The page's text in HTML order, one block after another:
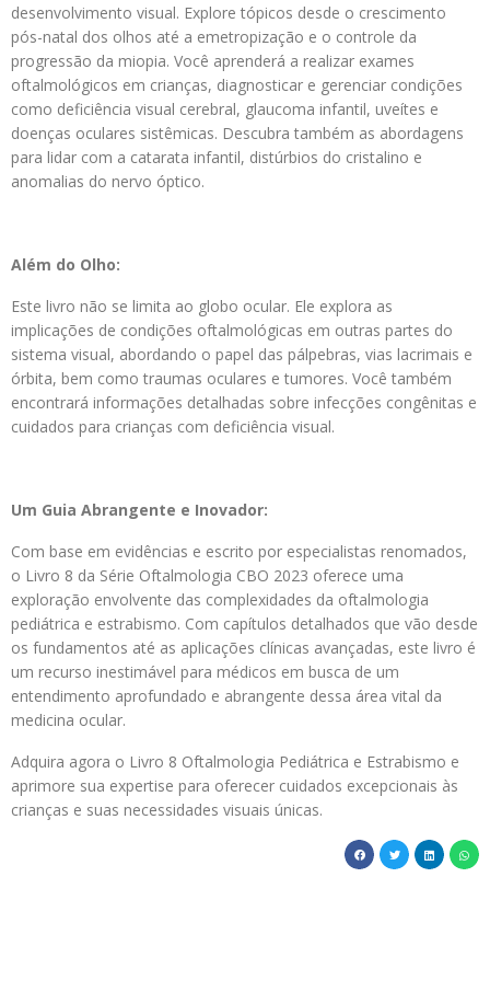
desenvolvimento visual. Explore tópicos desde o crescimento
pós-natal dos olhos até a emetropização e o controle da
progressão da miopia. Você aprenderá a realizar exames
oftalmológicos em crianças, diagnosticar e gerenciar condições
como deficiência visual cerebral, glaucoma infantil, uveítes e
doenças oculares sistêmicas. Descubra também as abordagens
para lidar com a catarata infantil, distúrbios do cristalino e
anomalias do nervo óptico.
Além do Olho:
Este livro não se limita ao globo ocular. Ele explora as
implicações de condições oftalmológicas em outras partes do
sistema visual, abordando o papel das pálpebras, vias lacrimais e
órbita, bem como traumas oculares e tumores. Você também
encontrará informações detalhadas sobre infecções congênitas e
cuidados para crianças com deficiência visual.
Um Guia Abrangente e Inovador:
Com base em evidências e escrito por especialistas renomados,
o Livro 8 da Série Oftalmologia CBO 2023 oferece uma
exploração envolvente das complexidades da oftalmologia
pediátrica e estrabismo. Com capítulos detalhados que vão desde
os fundamentos até as aplicações clínicas avançadas, este livro é
um recurso inestimável para médicos em busca de um
entendimento aprofundado e abrangente dessa área vital da
medicina ocular.
Adquira agora o Livro 8 Oftalmologia Pediátrica e Estrabismo e
aprimore sua expertise para oferecer cuidados excepcionais às
crianças e suas necessidades visuais únicas.